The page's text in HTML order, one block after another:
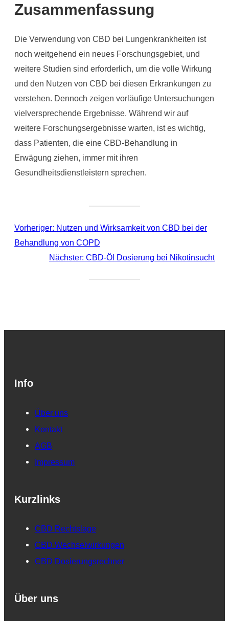
Zusammenfassung
Die Verwendung von CBD bei Lungenkrankheiten ist
noch weitgehend ein neues Forschungsgebiet, und
weitere Studien sind erforderlich, um die volle Wirkung
und den Nutzen von CBD bei diesen Erkrankungen zu
verstehen. Dennoch zeigen vorläufige Untersuchungen
vielversprechende Ergebnisse. Während wir auf
weitere Forschungsergebnisse warten, ist es wichtig,
dass Patienten, die eine CBD-Behandlung in
Erwägung ziehen, immer mit ihren
Gesundheitsdienstleistern sprechen.
Vorheriger: Nutzen und Wirksamkeit von CBD bei der
Behandlung von COPD
Nächster: CBD-Öl Dosierung bei Nikotinsucht
Info
Über uns
Kontakt
AGB
Impressum
Kurzlinks
CBD Rechtslage
CBD Wechselwirkungen
CBD Dosierungsrechner
Über uns